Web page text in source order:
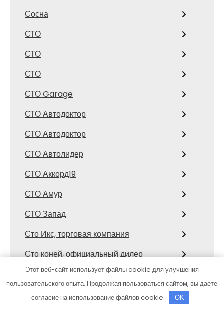
Сосна
СТО
СТО
СТО
СТО Garage
СТО Автодоктор
СТО Автодоктор
СТО Автолидер
СТО Аккорд19
СТО Амур
СТО Запад
Сто Икс, торговая компания
Сто коней, официальный дилер
Mitsubishi
СТО Космос
Этот веб-сайт использует файлы cookie для улучшения
пользовательского опыта. Продолжая пользоваться сайтом, вы даете
согласие на использование файлов cookie.
OK